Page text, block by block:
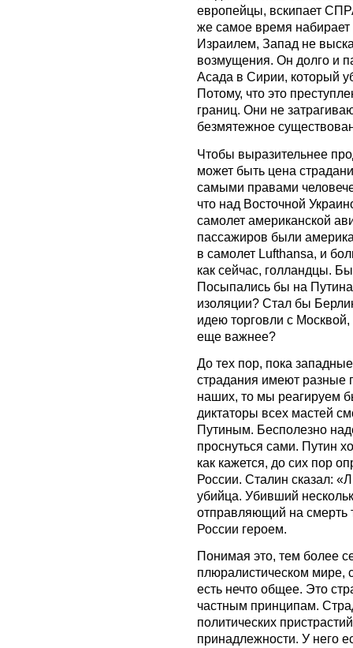
европейцы, вскипает
же самое время
Израилем, Запад не
возмущения. Он долго и
Асада в Сирии, который
Потому, что это
границ. Они не
безмятежное
Чтобы выразительнее
может быть цена
самыми правами
что над Восточной
самолет американской
пассажиров были
в самолет Lufthansa, и
как сейчас, голландцы.
Посыпались бы на
изоляции? Стал бы
идею торговли с
еще важнее?
До тех пор, пока
страдания имеют разные
наших, то мы реагируем
диктаторы всех мастей
Путиным. Бесполезно
проснуться сами. Путин
как кажется, до сих пор
России. Сталин сказал:
убийца. Убивший
отправляющий на смерть
России героем.
Понимая это, тем более
плюралистическом мире,
есть нечто общее. Это
частным принципам.
политических
принадлежности. У него